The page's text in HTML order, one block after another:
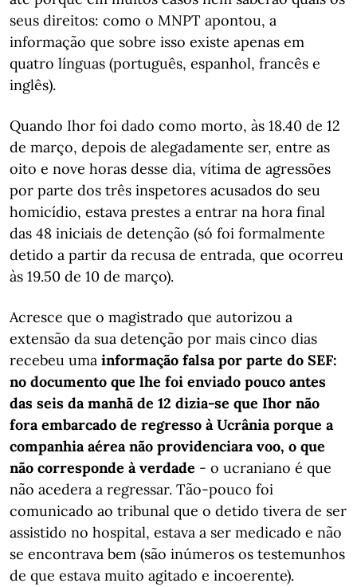
seus direitos: como o MNPT apontou, a
informação que sobre isso existe apenas em
quatro línguas (português, espanhol, francês e
inglês).
Quando Ihor foi dado como morto, às 18.40 de 12
de março, depois de alegadamente ser, entre as
oito e nove horas desse dia, vítima de agressões
por parte dos três inspetores acusados do seu
homicídio, estava prestes a entrar na hora final
das 48 iniciais de detenção (só foi formalmente
detido a partir da recusa de entrada, que ocorreu
às 19.50 de 10 de março).
Acresce que o magistrado que autorizou a
extensão da sua detenção por mais cinco dias
recebeu uma informação falsa por parte do SEF:
no documento que lhe foi enviado pouco antes
das seis da manhã de 12 dizia-se que Ihor não
fora embarcado de regresso à Ucrânia porque a
companhia aérea não providenciara voo, o que
não corresponde à verdade - o ucraniano é que
não acedera a regressar. Tão-pouco foi
comunicado ao tribunal que o detido tivera de ser
assistido no hospital, estava a ser medicado e não
se encontrava bem (são inúmeros os testemunhos
de que estava muito agitado e incoerente).